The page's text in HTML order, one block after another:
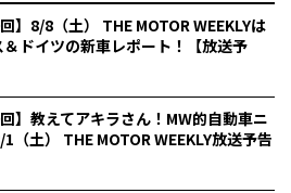
回】8/8（土） THE MOTOR WEEKLYは
＆ドイツの新車レポート！【放送予
回】教えてアキラさん！MW的自動車ニ
1（土） THE MOTOR WEEKLY放送予告